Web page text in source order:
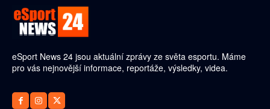
eSport News 24 jsou aktuální zprávy ze světa esportu. Máme
pro vás nejnovější informace, reportáže, výsledky, videa.